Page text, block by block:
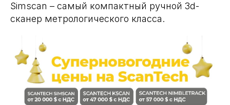
Simscan – самый компактный ручной 3d-
сканер метрологического класса.